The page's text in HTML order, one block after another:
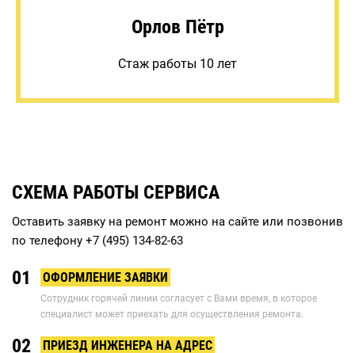
Орлов Пётр
Стаж работы 10 лет
СХЕМА РАБОТЫ СЕРВИСА
Оставить заявку на ремонт можно на сайте или позвонив
по телефону +7 (495) 134-82-63
01 ОФОРМЛЕНИЕ ЗАЯВКИ
Сотрудник горячей линии согласует с Вами время, в которое
специалист может приехать для осуществления ремонта.
02 ПРИЕЗД ИНЖЕНЕРА НА АДРЕС